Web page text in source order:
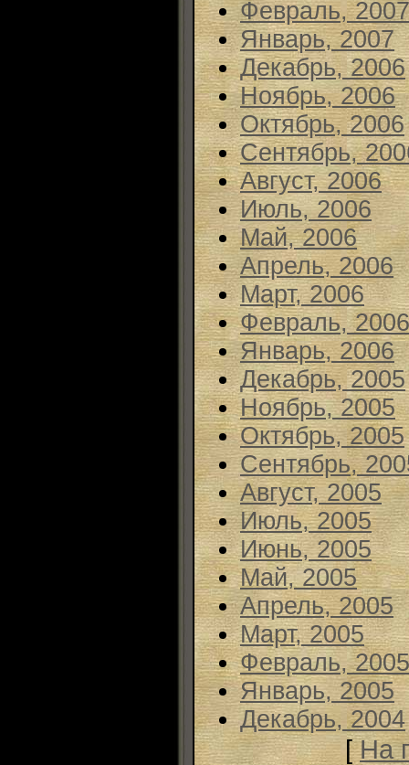
Февраль, 2007
Январь, 2007
Декабрь, 2006
Ноябрь, 2006
Октябрь, 2006
Сентябрь,
Август, 2006
Июль, 2006
Май, 2006
Апрель, 2006
Март, 2006
Февраль, 2006
Январь, 2006
Декабрь, 2005
Ноябрь, 2005
Октябрь, 2005
Сентябрь,
Август, 2005
Июль, 2005
Июнь, 2005
Май, 2005
Апрель, 2005
Март, 2005
Февраль, 2005
Январь, 2005
Декабрь, 2004
[На